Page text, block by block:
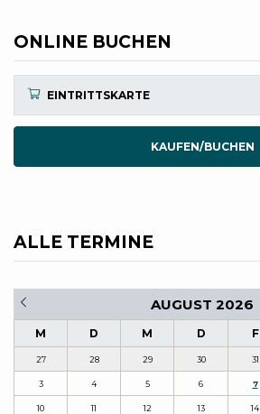
ONLINE BUCHEN
EINTRITTSKARTE
KAUFEN/BUCHEN
ALLE TERMINE
AUGUST 2026
M D M D F
27 28 29 30 31
3 4 5 6 7
10 11 12 13 14